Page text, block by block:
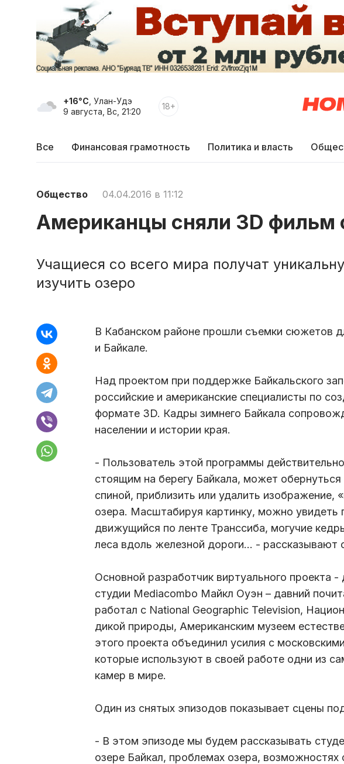
+16°C , Улан-Удэ
9 августа, Вс, 21:20
18+
Все Финансовая грамотность Политика и власть
Общество 04.04.2016 в 11:12
Американцы сняли 3D фильм
Учащиеся со всего мира получат
изучить озеро
В Кабанском районе прошли съемки сюжетов
и Байкале.
Над проектом при поддержке Байкальского
российские и американские специалисты по
формате 3D. Кадры зимнего Байкала
населении и истории края.
- Пользователь этой программы
стоящим на берегу Байкала, может обернуться
спиной, приблизить или удалить изображение,
озера. Масштабируя картинку, можно увидеть
движущийся по ленте Транссиба, могучие
леса вдоль железной дороги… - рассказывают
Основной разработчик виртуального проекта
студии Mediacombo Майкл Оуэн – давний
работал с National Geographic Television,
дикой природы, Американским музеем
этого проекта объединил усилия с
которые используют в своей работе одни из
камер в мире.
Один из снятых эпизодов показывает сцены
- В этом эпизоде мы будем рассказывать
озере Байкал, проблемах озера, возможностях